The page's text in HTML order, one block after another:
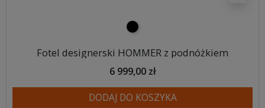
czarny
Fotel designerski HOMMER z podnóżkiem
6 999,00 zł
DODAJ DO KOSZYKA